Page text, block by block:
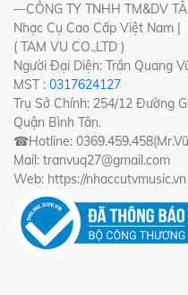
—CÔNG TY TNHH TM&DV
Nhạc Cụ Cao Cấp Việt Nam |
( TAM VU CO.,LTD )
Người Đại Diện: Trần Quang
MST : 0317624127
Trụ Sở Chính: 254/12 Đường
Quận Bình Tân.
☎Hotline:
Mail: tranvuq27@gmail.com
Web: https://nhaccutvmusic.vn